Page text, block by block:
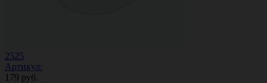
2525
Артикул:
179 руб.